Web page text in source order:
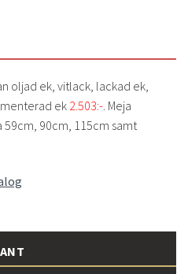
oljad ek, vitlack, lackad ek,
ek 2.503:-. Meja
59cm, 90cm, 115cm samt